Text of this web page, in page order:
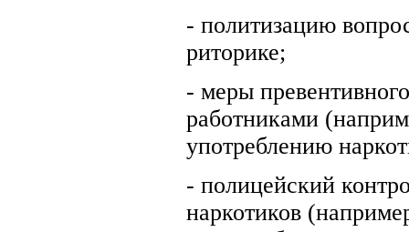
- политизацию
риторике;
- меры
работниками
употреблению
- полицейский
наркотиков